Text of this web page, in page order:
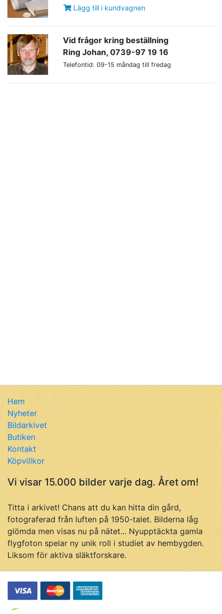
Lägg till i kundvagnen
Vid frågor kring beställning
Ring Johan, 0739-97 19 16
Telefontid: 09-15 måndag till fredag
Hem
Nyheter
Bildarkivet
Butiken
Kontakt
Köpvillkor
Vi visar 15.000 bilder varje dag. Året om!
Titta i arkivet! Chans att du kan hitta din gård,
fotograferad från luften på 1950-talet. Bilderna låg
glömda men visas nu på nätet... Nyupptäckta gamla
flygfoton spelar ny unik roll i studiet av hembygden.
Liksom för aktiva släktforskare.